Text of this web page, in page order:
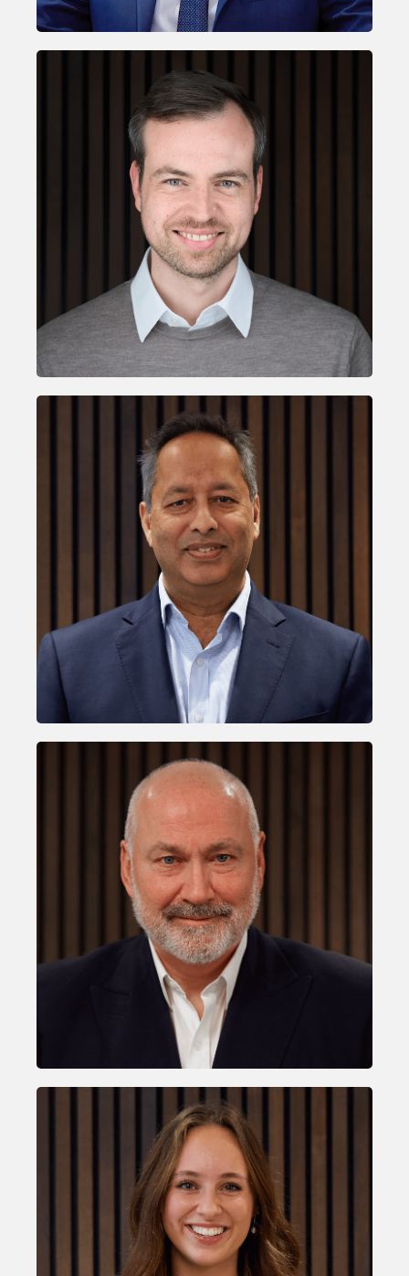
Daniel Melchior
GESCHÄFTSFÜHRER
Nilesh Katwa
CHIEF FINANCIAL OFFICER
David Craig
JOINT CHIEF EXECUTIVE
Paula Fiegl
RESEARCHER